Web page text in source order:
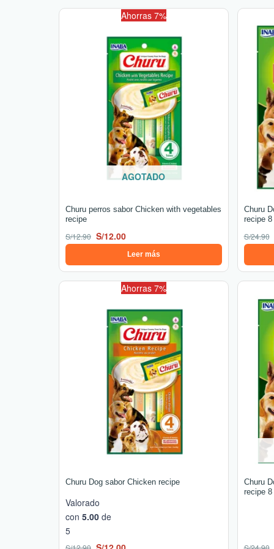
Ahorras 7%
AGOTADO
Churu perros sabor Chicken with vegetables
recipe
S/12.90
precio
original
era:
S/12.90.
S/12.00
El
precio
actual
es:
S/12.00.
Leer más
Churu
recipe 8
S/24.90
Ahorras 7%
Churu Dog sabor Chicken recipe
Valorado
con 5.00 de
5
precio
original
era:
S/12.90.
El
precio
actual
es:
S/12.00.
Churu
recipe 8